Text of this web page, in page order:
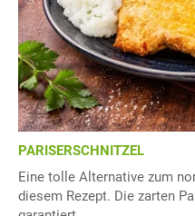
PARISERSCHNITZEL
Eine tolle Alternative zum
diesem Rezept. Die zarten